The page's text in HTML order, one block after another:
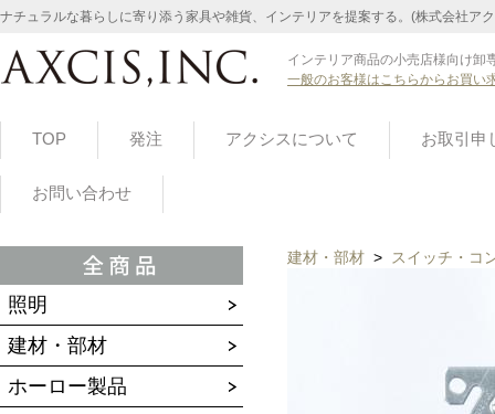
ナチュラルな暮らしに寄り添う家具や雑貨、インテリアを提案する。(株式会社ア
インテリア商品の小売店様向け卸
一般のお客様はこちらからお買い
TOP 発注 アクシスについて お取引申
お問い合わせ
照明
建材・部材
ホーロー製品
建材・部材 > スイッチ・コ